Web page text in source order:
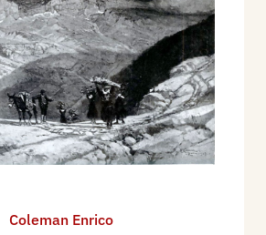
Coleman Enrico